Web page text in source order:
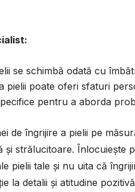
se schimbă odată cu
pielii poate oferi sfaturi
pentru a aborda
de îngrijire a pielii pe
și strălucitoare. Înlocuiește
pielii tale și nu uita că
la detalii și atitudine